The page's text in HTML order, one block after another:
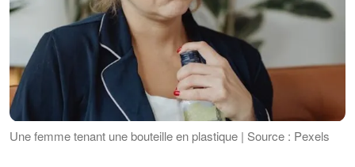
Une femme tenant une bouteille en plastique | Source : Pexels